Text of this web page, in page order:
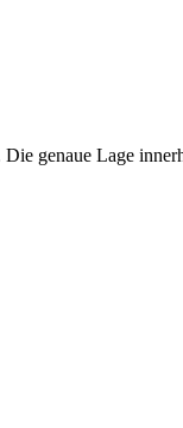
genaue Lage